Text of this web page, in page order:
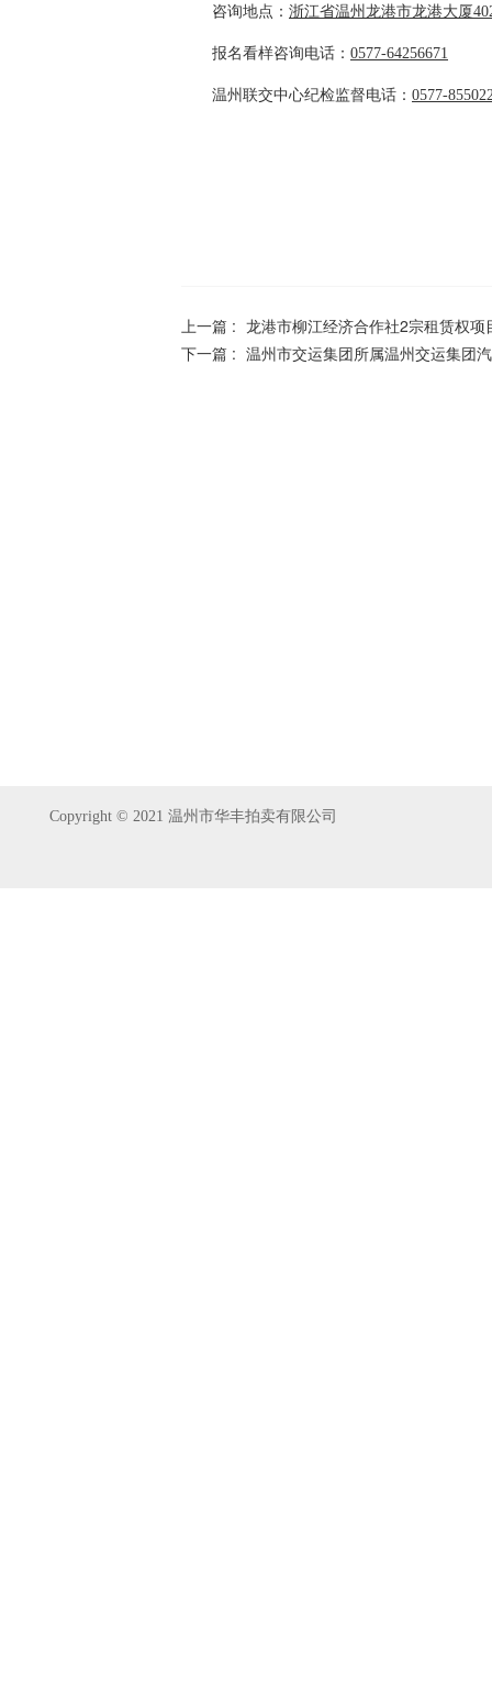
咨询地点： 浙江省温州 龙港市龙港大厦
报名看样咨询电话： 0577-64256671
温州联交中心纪检监督电话： 0577-
上一篇 : 龙港市柳江经济合作社2宗租赁权项
下一篇 : 温州市交运集团所属温州交运集团
Copyright © 2021 温州市华丰拍卖有限公司